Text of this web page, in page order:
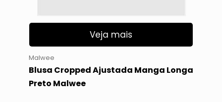
Veja mais
Malwee
Blusa Cropped Ajustada Manga Longa
Preto Malwee